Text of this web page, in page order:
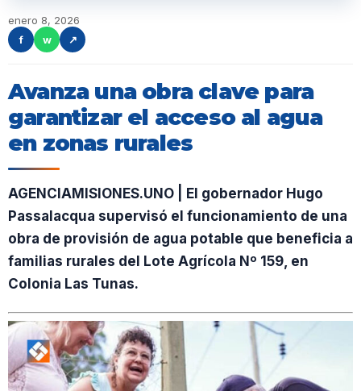
enero 8, 2026
f
w ↗
Avanza una obra clave para
garantizar el acceso al agua
en zonas rurales
AGENCIAMISIONES.UNO | El gobernador Hugo
Passalacqua supervisó el funcionamiento de una
obra de provisión de agua potable que beneficia a
familias rurales del Lote Agrícola Nº 159, en
Colonia Las Tunas.